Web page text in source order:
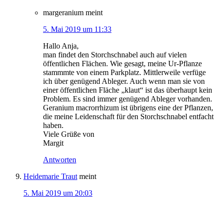
margeranium meint
5. Mai 2019 um 11:33
Hallo Anja,
man findet den Storchschnabel auch auf vielen
öffentlichen Flächen. Wie gesagt, meine Ur-Pflanze
stammmte von einem Parkplatz. Mittlerweile verfüge
ich über genügend Ableger. Auch wenn man sie von
einer öffentlichen Fläche „klaut“ ist das überhaupt kein
Problem. Es sind immer genügend Ableger vorhanden.
Geranium macrorrhizum ist übrigens eine der Pflanzen,
die meine Leidenschaft für den Storchschnabel entfacht
haben.
Viele Grüße von
Margit
Antworten
Heidemarie Traut meint
5. Mai 2019 um 20:03